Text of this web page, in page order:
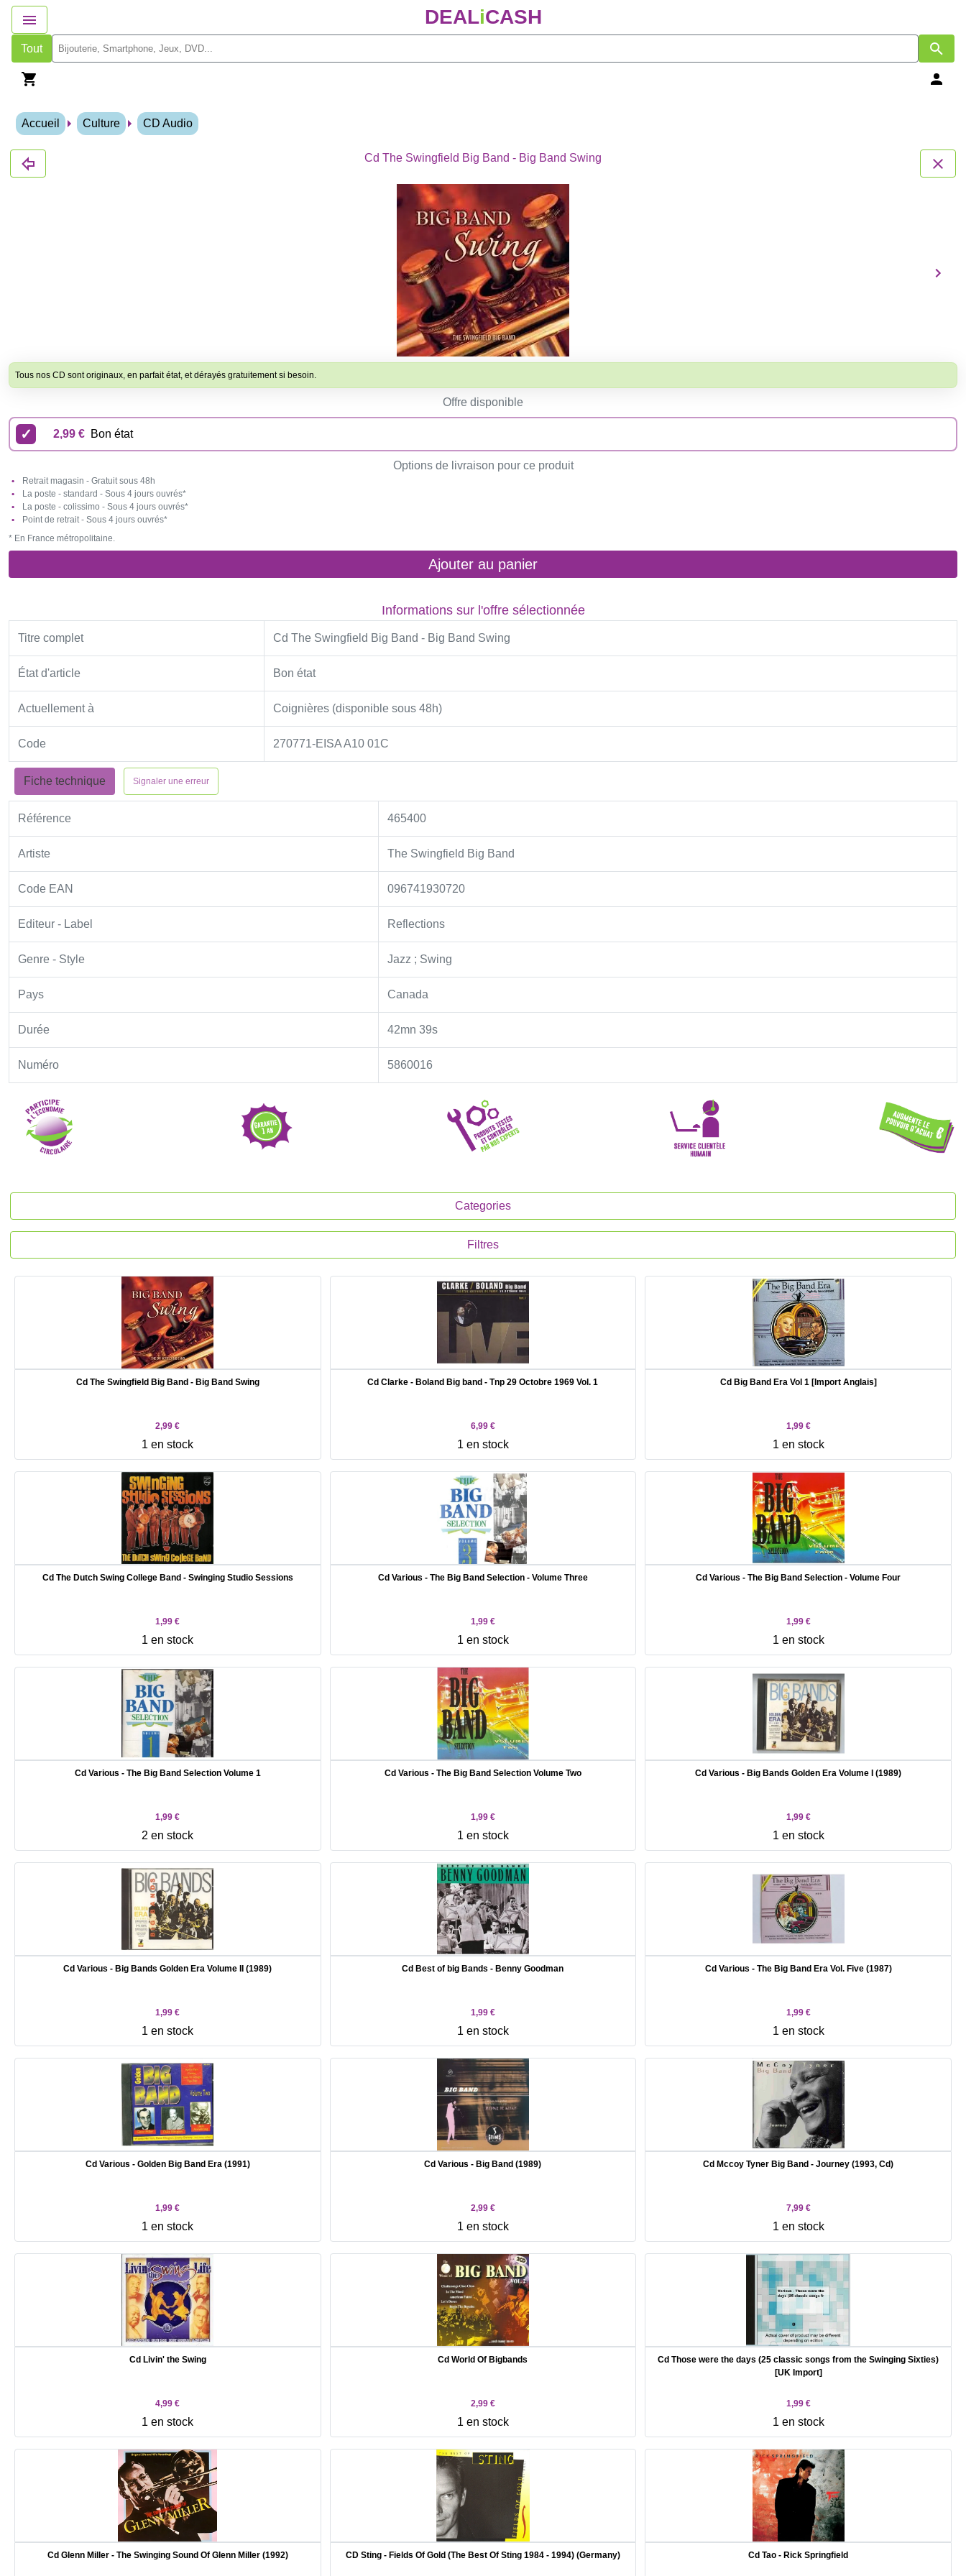
DEALiCASH
Tout
Accueil Culture CD Audio
Cd The Swingfield Big Band - Big Band Swing
Tous nos CD sont originaux, en parfait état, et dérayés gratuitement si besoin.
Offre disponible
2,99 € Bon état
Options de livraison pour ce produit
Retrait magasin - Gratuit sous 48h
La poste - standard - Sous 4 jours ouvrés*
La poste - colissimo - Sous 4 jours ouvrés*
Point de retrait - Sous 4 jours ouvrés*
* En France métropolitaine.
Ajouter au panier
Informations sur l'offre sélectionnée
Titre complet Cd The Swingfield Big Band - Big Band Swing
État d'article Bon état
Actuellement à Coignières (disponible sous 48h)
Code 270771-EISA A10 01C
Fiche technique Signaler une erreur
Référence 465400
Artiste The Swingfield Big Band
Code EAN 096741930720
Editeur - Label Reflections
Genre - Style Jazz ; Swing
Pays Canada
Durée 42mn 39s
Numéro 5860016
Categories
Filtres
Cd The Swingfield Big Band - Big Band Swing
2,99 €
1 en stock
Cd Clarke - Boland Big band - Tnp 29 Octobre 1969 Vol. 1
6,99 €
1 en stock
Cd Big Band Era Vol 1 [Import Anglais]
1,99 €
1 en stock
Cd The Dutch Swing College Band - Swinging Studio Sessions
1,99 €
1 en stock
Cd Various - The Big Band Selection - Volume Three
1,99 €
1 en stock
Cd Various - The Big Band Selection - Volume Four
1,99 €
1 en stock
Cd Various - The Big Band Selection Volume 1
1,99 €
2 en stock
Cd Various - The Big Band Selection Volume Two
1,99 €
1 en stock
Cd Various - Big Bands Golden Era Volume I (1989)
1,99 €
1 en stock
Cd Various - Big Bands Golden Era Volume II (1989)
1,99 €
1 en stock
Cd Best of big Bands - Benny Goodman
1,99 €
1 en stock
Cd Various - The Big Band Era Vol. Five (1987)
1,99 €
1 en stock
Cd Various - Golden Big Band Era (1991)
1,99 €
1 en stock
Cd Various - Big Band (1989)
2,99 €
1 en stock
Cd Mccoy Tyner Big Band - Journey (1993, Cd)
7,99 €
1 en stock
Cd Livin' the Swing
4,99 €
1 en stock
Cd World Of Bigbands
2,99 €
1 en stock
Cd Those were the days (25 classic songs from the Swinging Sixties)
[UK Import]
1,99 €
1 en stock
Cd Glenn Miller - The Swinging Sound Of Glenn Miller (1992) CD Sting - Fields Of Gold (The Best Of Sting 1984 - 1994) (Germany) Cd Tao - Rick Springfield